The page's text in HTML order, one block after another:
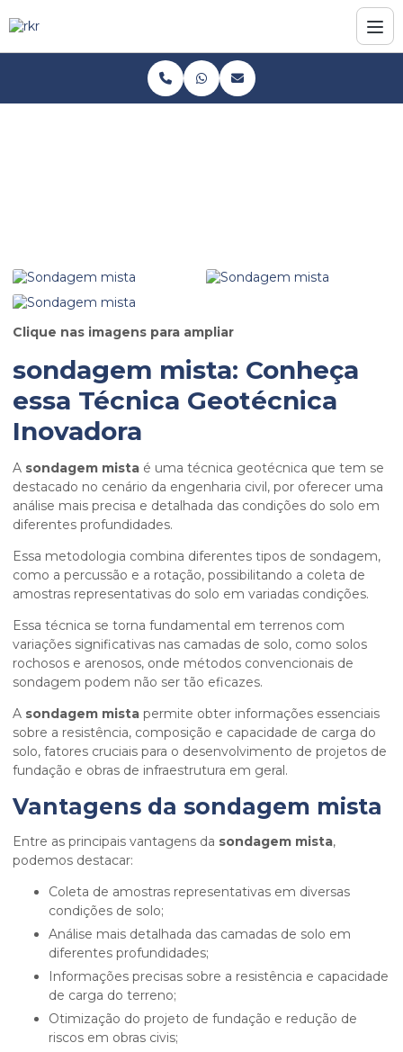
Clique nas imagens para ampliar
sondagem mista: Conheça
essa Técnica Geotécnica
Inovadora
A sondagem mista é uma técnica geotécnica que tem se
destacado no cenário da engenharia civil, por oferecer uma
análise mais precisa e detalhada das condições do solo em
diferentes profundidades.
Essa metodologia combina diferentes tipos de sondagem,
como a percussão e a rotação, possibilitando a coleta de
amostras representativas do solo em variadas condições.
Essa técnica se torna fundamental em terrenos com
variações significativas nas camadas de solo, como solos
rochosos e arenosos, onde métodos convencionais de
sondagem podem não ser tão eficazes.
A sondagem mista permite obter informações essenciais
sobre a resistência, composição e capacidade de carga do
solo, fatores cruciais para o desenvolvimento de projetos de
fundação e obras de infraestrutura em geral.
Vantagens da sondagem mista
Entre as principais vantagens da sondagem mista,
podemos destacar:
Coleta de amostras representativas em diversas
condições de solo;
Análise mais detalhada das camadas de solo em
diferentes profundidades;
Informações precisas sobre a resistência e capacidade
de carga do terreno;
Otimização do projeto de fundação e redução de
riscos em obras civis;